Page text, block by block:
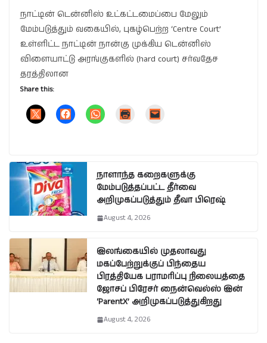
நாட்டின் டென்னிஸ் உட்கட்டமைப்பை மேலும்
மேம்படுத்தும் வகையில், புகழ்பெற்ற ‘Centre Court’
உள்ளிட்ட நாட்டின் நான்கு முக்கிய டென்னிஸ்
விளையாட்டு அரங்குகளில் (hard court) சர்வதேச
தரத்திலான
Share this:
நாளாந்த கறைகளுக்கு
மேம்படுத்தப்பட்ட தீர்வை
அறிமுகப்படுத்தும் தீவா பிரெஷ்
August 4, 2026
இலங்கையில் முதலாவது
மகப்பேற்றுக்குப் பிந்தைய
பிரத்தியேக பராமரிப்பு நிலையத்தை
ஜோசப் பிரேசர் நைன்வெல்ஸ் இன்
‘ParentX’ அறிமுகப்படுத்துகிறது
August 4, 2026